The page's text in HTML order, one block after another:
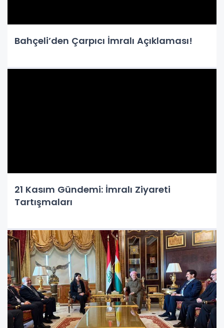
Bahçeli’den Çarpıcı İmralı Açıklaması!
21 Kasım Gündemi: İmralı Ziyareti
Tartışmaları